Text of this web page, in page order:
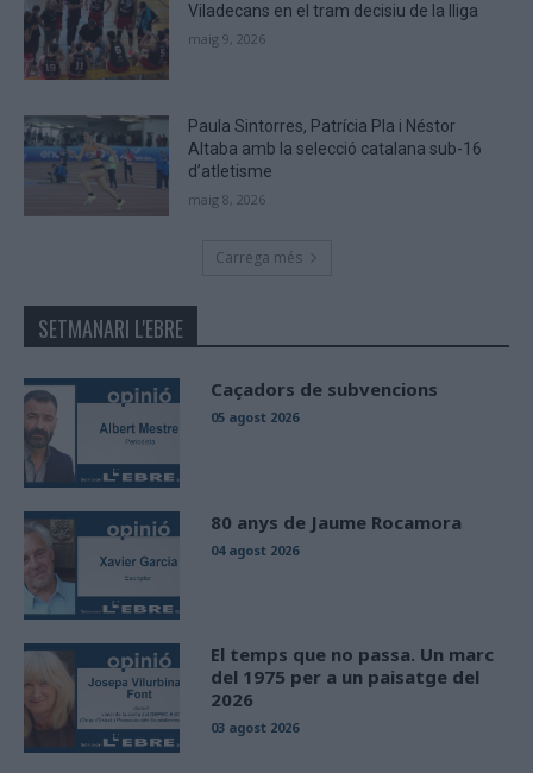
Viladecans en el tram decisiu de la lliga
maig 9, 2026
Paula Sintorres, Patrícia Pla i Néstor
Altaba amb la selecció catalana sub-16
d’atletisme
maig 8, 2026
Carrega més
SETMANARI L'EBRE
Caçadors de subvencions
05 agost 2026
80 anys de Jaume Rocamora
04 agost 2026
El temps que no passa. Un marc
del 1975 per a un paisatge del
2026
03 agost 2026